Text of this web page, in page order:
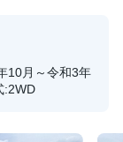
10月～令和3年
:2WD